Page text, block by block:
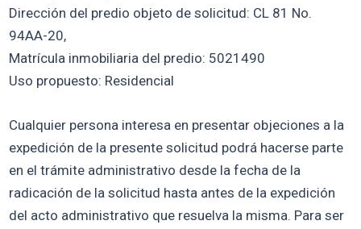
Dirección del predio objeto de solicitud: CL 81 No.
94AA-20,
Matrícula inmobiliaria del predio: 5021490
Uso propuesto: Residencial
Cualquier persona interesa en presentar objeciones a la
expedición de la presente solicitud podrá hacerse parte
en el trámite administrativo desde la fecha de la
radicación de la solicitud hasta antes de la expedición
del acto administrativo que resuelva la misma. Para ser